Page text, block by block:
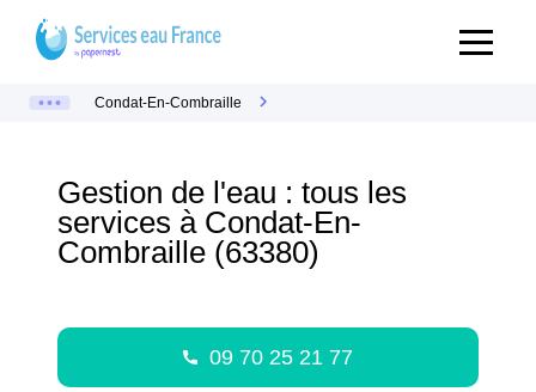
Condat-En-Combraille
Gestion de l'eau : tous les
services à Condat-En-
Combraille (63380)
09 70 25 21 77